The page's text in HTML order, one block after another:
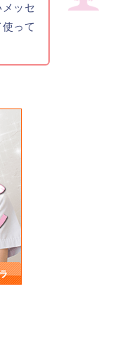
ッセ
って